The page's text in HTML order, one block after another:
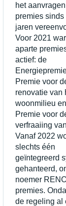
het
premies
jaren
Voor 2021
aparte
actief: de
Premie voor
renovatie van
woonmilieu
Premie voor
verfraaiing
Vanaf 2022
slechts één
geïntegreerd
gehanteerd,
noemer
premies.
de regeling al